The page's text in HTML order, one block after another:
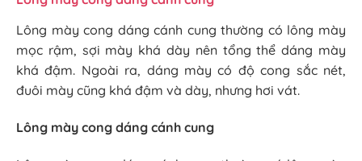
Lông mày cong dáng cánh cung thường có lông mày
mọc rậm, sợi mày khá dày nên tổng thể dáng mày
khá đậm. Ngoài ra, dáng mày có độ cong sắc nét,
đuôi mày cũng khá đậm và dày, nhưng hơi vát.
Lông mày cong dáng cánh cung